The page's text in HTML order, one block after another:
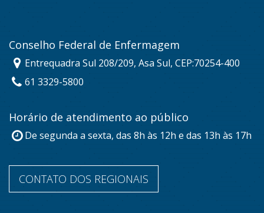
Conselho Federal de Enfermagem
Entrequadra Sul 208/209, Asa Sul, CEP:70254-400
61 3329-5800
Horário de atendimento ao público
De segunda a sexta, das 8h às 12h e das 13h às 17h
CONTATO DOS REGIONAIS